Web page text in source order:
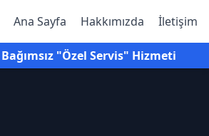
Ana Sayfa Hakkımızda İletişim
"Özel Servis" Hizmeti